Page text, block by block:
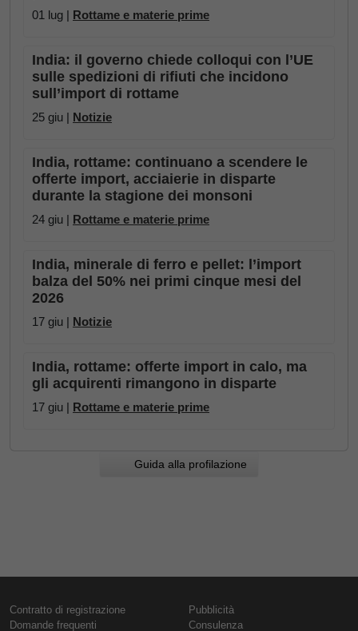
01 lug | Rottame e materie prime
India: il governo chiede colloqui con l’UE
sulle spedizioni di rifiuti che incidono
sull’import di rottame
25 giu | Notizie
India, rottame: continuano a scendere le
offerte import, acciaierie in disparte
durante la stagione dei monsoni
24 giu | Rottame e materie prime
India, minerale di ferro e pellet: l’import
balza del 50% nei primi cinque mesi del
2026
17 giu | Notizie
India, rottame: offerte import in calo, ma
gli acquirenti rimangono in disparte
17 giu | Rottame e materie prime
Guida alla profilazione
Contratto di registrazione
Domande frequenti
Pubblicità
Consulenza